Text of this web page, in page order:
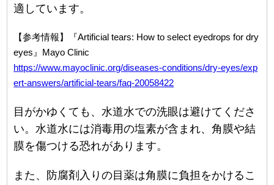
適しています。
【参考情報】『Artificial tears: How to select eyedrops for dry
eyes』Mayo Clinic
https://www.mayoclinic.org/diseases-conditions/dry-eyes/exp
ert-answers/artificial-tears/faq-20058422
目がかゆくても、水道水での洗眼は避けてくださ
い。水道水には消毒用の塩素が含まれ、角膜や結
膜を傷つける恐れがあります。
また、防腐剤入りの目薬は角膜に負担をかけるこ